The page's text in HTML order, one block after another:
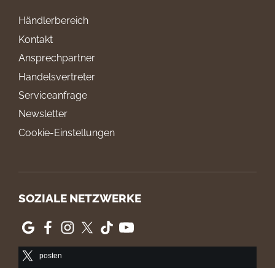
Händlerbereich
Kontakt
Ansprechpartner
Handelsvertreter
Serviceanfrage
Newsletter
Cookie-Einstellungen
SOZIALE NETZWERKE
posten